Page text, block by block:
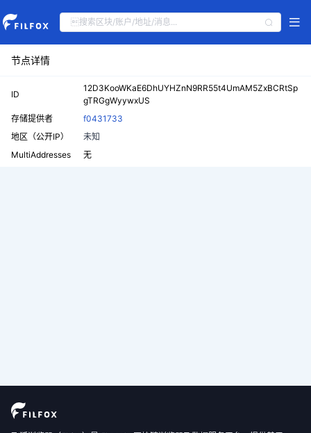
节点详情
ID
12D3KooWKaE6DhUYHZnN9RR55t4UmAM5ZxBCRtSp
gTRGgWyywxUS
存储提供者
f0431733
地区（公开IP）
未知
MultiAddresses
无